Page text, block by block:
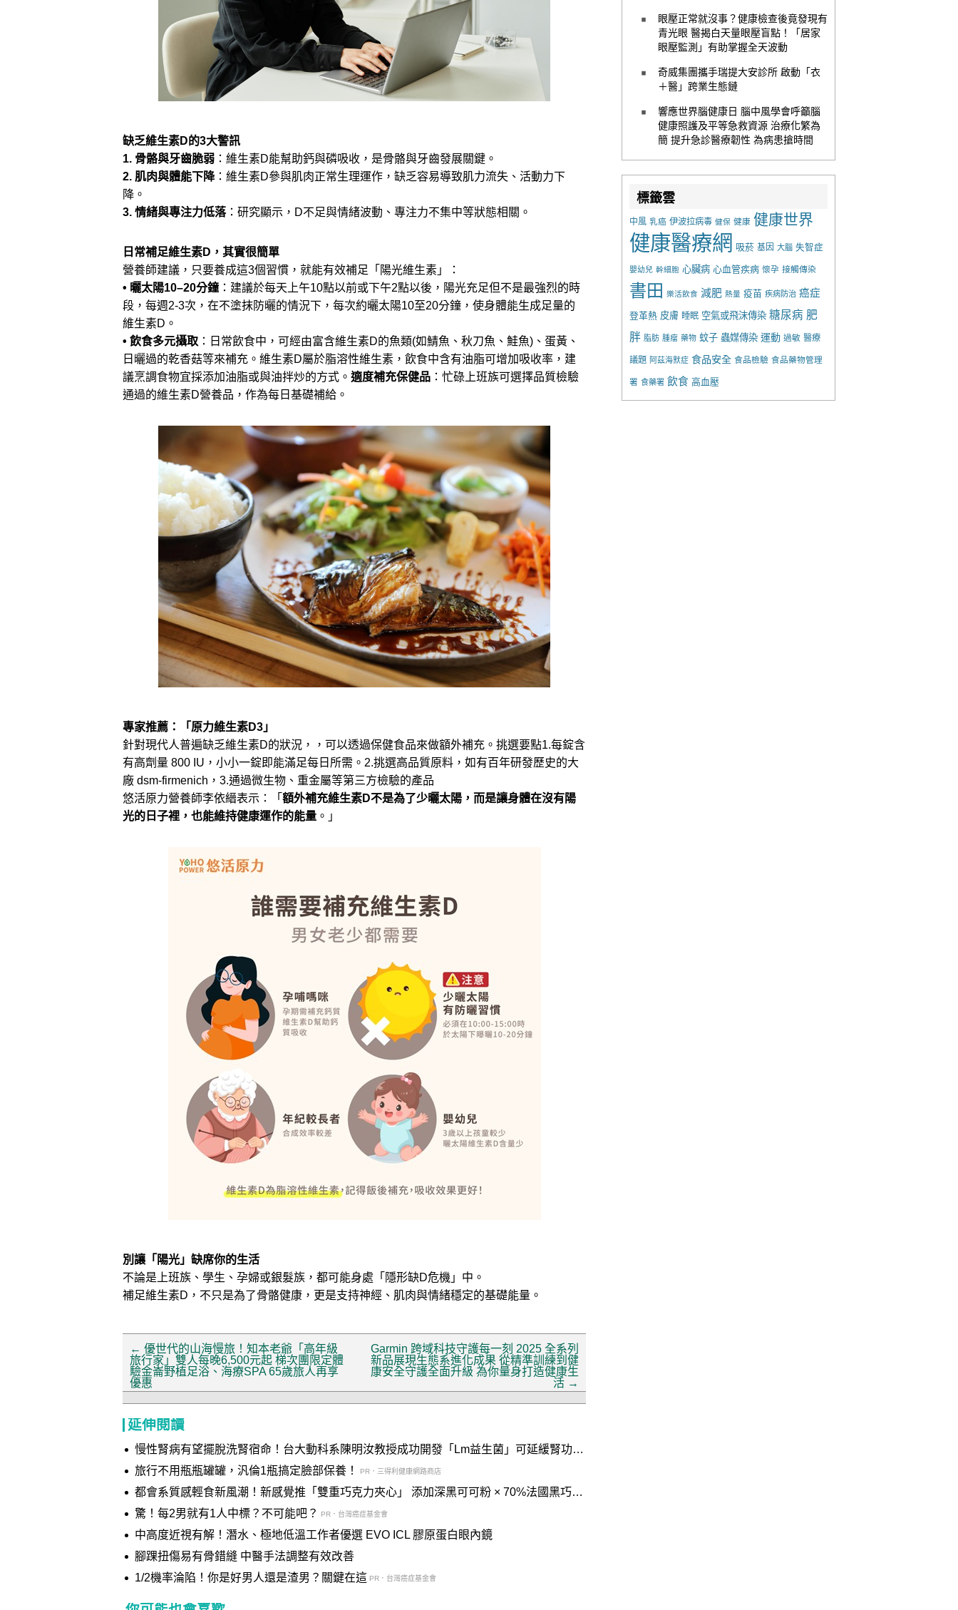
缺乏維生素D的3大警訊
1. 骨骼與牙齒脆弱 ：維生素D能幫助鈣與磷吸收，是骨骼與牙齒發展關鍵。
2. 肌肉與體能下降：維生素D參與肌肉正常生理運作，缺乏容易導致肌力流失、活動力下
降。
3. 情緒與專注力低落：研究顯示，D不足與情緒波動、專注力不集中等狀態相關。
日常補足維生素D，其實很簡單
營養師建議，只要養成這3個習慣，就能有效補足「陽光維生素」：
• 曬太陽10–20分鐘：建議於每天上午10點以前或下午2點以後，陽光充足但不是最強烈的時
段，每週2-3次，在不塗抹防曬的情況下，每次約曬太陽10至20分鐘，使身體能生成足量的
維生素D。
• 飲食多元攝取 ：日常飲食中，可經由富含維生素D的魚類(如鯖魚、秋刀魚、鮭魚)、蛋黃、
日曬過的乾香菇等來補充。維生素D屬於脂溶性維生素，飲食中含有油脂可增加吸收率，建
議烹調食物宜採添加油脂或與油拌炒的方式。 適度補充保健品 ：忙碌上班族可選擇品質檢驗
通過的維生素D營養品，作為每日基礎補給。
專家推薦：「原力維生素D3」
針對現代人普遍缺乏維生素D的狀況，，可以透過保健食品來做額外補充。挑選要點1.每錠含
有高劑量 800 IU，小小一錠即能滿足每日所需。2.挑選高品質原料，如有百年研發歷史的大
廠 dsm-firmenich，3.通過微生物、重金屬等第三方檢驗的產品
悠活原力營養師李依縉表示：「 額外補充維生素D不是為了少曬太陽，而是讓身體在沒有陽
光的日子裡，也能維持健康運作的能量 。」
別讓「陽光」缺席你的生活
不論是上班族、學生、孕婦或銀髮族，都可能身處「隱形缺D危機」中。
補足維生素D，不只是為了骨骼健康，更是支持神經、肌肉與情緒穩定的基礎能量。
← 優世代的山海慢旅！知本老爺「高年級
旅行家」雙人每晚6,500元起 梯次團限定體
驗金崙野植足浴、海療SPA 65歲旅人再享
優惠
Garmin 跨域科技守護每一刻 2025 全系列
新品展現生態系進化成果 從精準訓練到健
康安全守護全面升級 為你量身打造健康生
活 →
延伸閱讀
慢性腎病有望擺脫洗腎宿命！台大動科系陳明汝教授成功開發「Lm益生菌」可延緩腎功能
惡化 榮獲國家新創獎肯定
旅行不用瓶瓶罐罐，汎倫1瓶搞定臉部保養！ PR．三得利健康網路商店
都會系質感輕食新風潮！新感覺推「雙重巧克力夾心」 添加深黑可可粉 × 70%法國黑巧交
織 打造多層次味蕾體驗
驚！每2男就有1人中標？不可能吧？ PR．台灣癌症基金會
中高度近視有解！潛水、極地低溫工作者優選 EVO ICL 膠原蛋白眼內鏡
腳踝扭傷易有骨錯縫 中醫手法調整有效改善
1/2機率淪陷！你是好男人還是渣男？關鍵在這 PR．台灣癌症基金會
眼壓正常就沒事？健康檢查後竟發現有
青光眼 醫揭白天量眼壓盲點！「居家
眼壓監測」有助掌握全天波動
奇威集團攜手瑞提大安診所 啟動「衣
＋醫」跨業生態鏈
響應世界腦健康日 腦中風學會呼籲腦
健康照護及平等急救資源 治療化繁為
簡 提升急診醫療韌性 為病患搶時間
標籤雲
中風 乳癌 伊波拉病毒 健保 健康 健康世界
健康醫療網 吸菸 基因 大腦 失智症
嬰幼兒 幹細胞 心臟病 心血管疾病 懷孕 接觸傳染
書田 樂活飲食 減肥 熱量 疫苗 疾病防治 癌症
登革熱 皮膚 睡眠 空氣或飛沫傳染 糖尿病 肥
胖 脂肪 腫瘤 藥物 蚊子 蟲媒傳染 運動 過敏 醫療
議題 阿茲海默症 食品安全 食品檢驗 食品藥物管理
署 食藥署 飲食 高血壓